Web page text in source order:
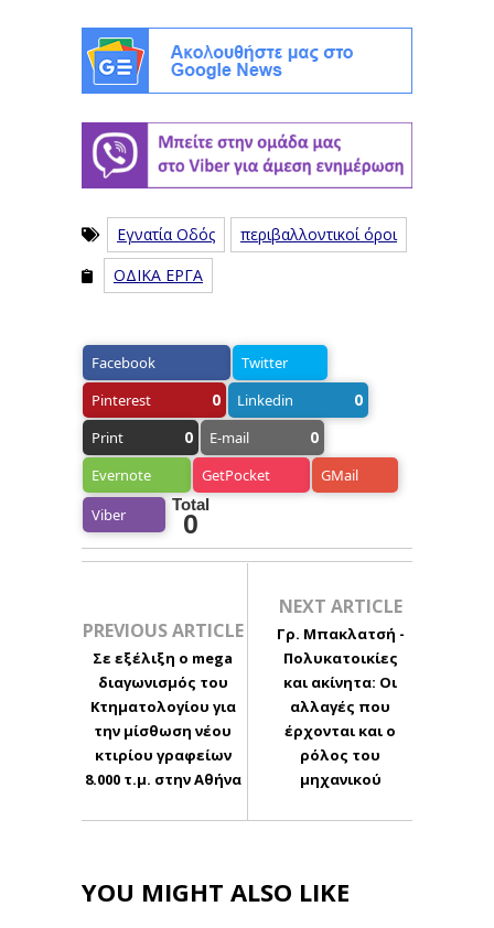
Εγνατία Οδός
περιβαλλοντικοί όροι
ΟΔΙΚΑ ΕΡΓΑ
Facebook
Twitter
Pinterest
0 Linkedin 0
Print 0 E-mail 0
Evernote GetPocket GMail
Viber
Total
0
PREVIOUS ARTICLE
Σε εξέλιξη ο mega
διαγωνισμός του
Κτηματολογίου για
την μίσθωση νέου
κτιρίου γραφείων
8.000 τ.μ. στην Αθήνα
NEXT ARTICLE
Γρ. Μπακλατσή -
Πολυκατοικίες
και ακίνητα: Οι
αλλαγές που
έρχονται και ο
ρόλος του
μηχανικού
YOU MIGHT ALSO LIKE